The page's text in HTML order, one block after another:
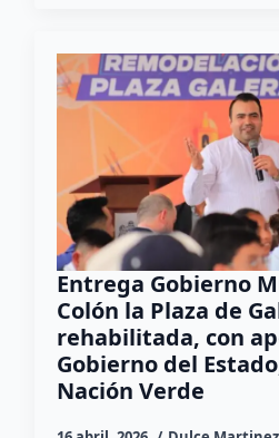
Entrega Gobierno
Colón la Plaza de
rehabilitada, con
Gobierno del
Nación Verde